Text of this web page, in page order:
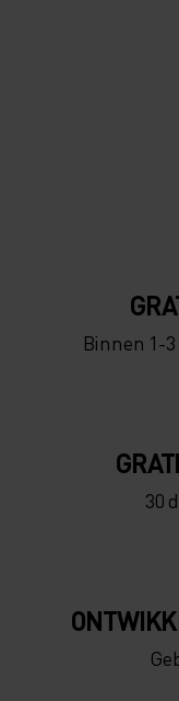
0°
-
-
-
-
Binnen 1-
30